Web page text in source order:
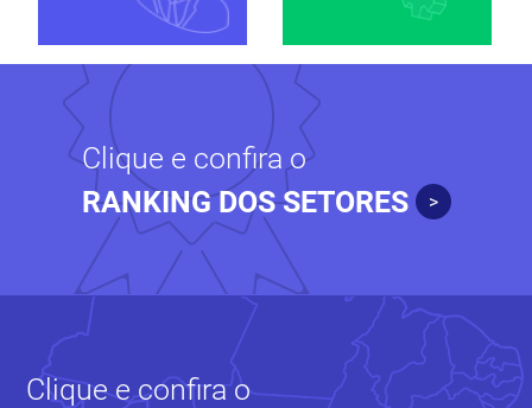
Clique e confira o
RANKING DOS SETORES
>
Clique e confira o